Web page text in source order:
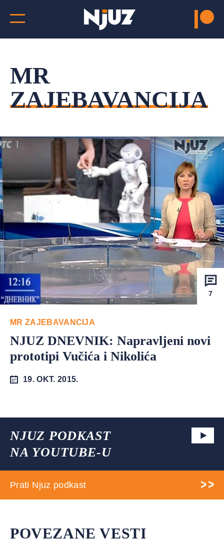
MR
ZAJEBAVANCIJA
7
MR ZAJEBAVANCIJA
NJUZ DNEVNIK: Napravljeni novi
prototipi Vučića i Nikolića
19. OKT. 2015.
NJUZ PODKAST
NA YOUTUBE-U
Prati Njuz podkast
POVEZANE VESTI